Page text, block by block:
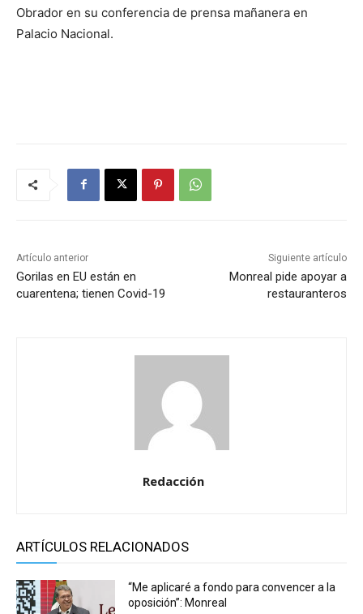
Obrador en su conferencia de prensa mañanera en
Palacio Nacional.
Artículo anterior
Gorilas en EU están en
cuarentena; tienen Covid-19
Siguiente artículo
Monreal pide apoyar a
restauranteros
Redacción
ARTÍCULOS RELACIONADOS
“Me aplicaré a fondo para convencer a la
oposición”: Monreal